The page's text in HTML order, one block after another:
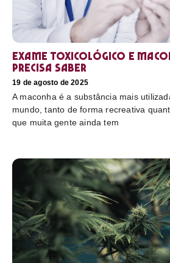
Exame toxicológico e
precisa saber
19 de agosto de 2025
A maconha é a substância mais
mundo, tanto de forma recreativa
que muita gente ainda tem